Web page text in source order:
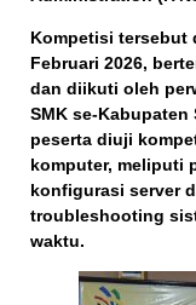
Kompetisi tersebut
Februari 2026,
dan diikuti oleh
SMK se-
peserta diuji
komputer, meliputi
konfigurasi server
troubleshooting
waktu.